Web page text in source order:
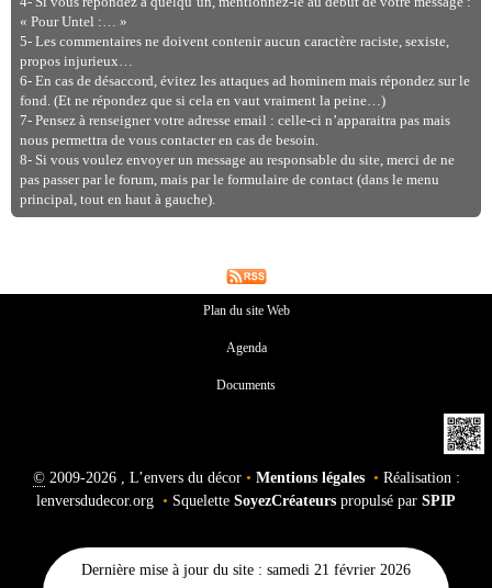
« Pour Untel :… »
5- Les commentaires ne doivent contenir aucun caractère raciste, sexiste,
propos injurieux…
6- En cas de désaccord, évitez les attaques ad hominem mais répondez sur le
fond. (Et ne répondez que si cela en vaut vraiment la peine…)
7- Pensez à renseigner votre adresse email : celle-ci n’apparaitra pas mais
nous permettra de vous contacter en cas de besoin.
8- Si vous voulez envoyer un message au responsable du site, merci de ne
pas passer par le forum, mais par le formulaire de contact (dans le menu
principal, tout en haut à gauche).
Plan du site Web
Agenda
Documents
©2009-2026 , L’envers du décor • Mentions légales • Réalisation :
lenversdudecor.org • Squelette SoyezCréateurs propulsé par SPIP
Dernière mise à jour du site : samedi 21 février 2026